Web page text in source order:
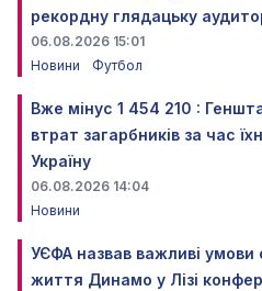
рекордну глядацьку
06.08.2026 15:01
Новини
Футбол
Вже мінус 1 454 210 :
втрат загарбників за час
Україну
06.08.2026 14:04
Новини
УЄФА назвав важливі умови
життя Динамо у Лізі